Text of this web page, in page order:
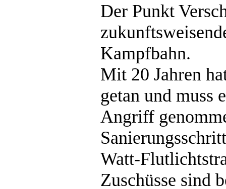
Der Punkt
Kampfbahn.
Mit 20 Jahren
getan und muss
Angriff
Watt-
Zuschüsse sind